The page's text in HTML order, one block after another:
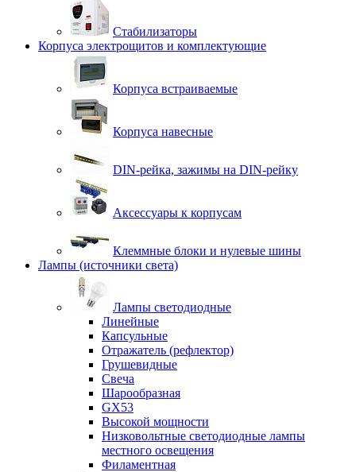
Стабилизаторы
Корпуса электрощитов и комплектующие
Корпуса встраиваемые
Корпуса навесные
DIN-рейка, зажимы на DIN-рейку
Аксессуары к корпусам
Клеммные блоки и нулевые шины
Лампы (источники света)
Лампы светодиодные
Линейные
Капсульные
Отражатель (рефлектор)
Грушевидные
Свеча
Шарообразная
GX53
Высокой мощности
Низковольтные светодиодные лампы
местного освещения
Филаментная